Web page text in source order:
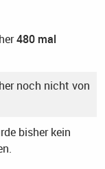
480 mal
noch nicht von
bisher kein